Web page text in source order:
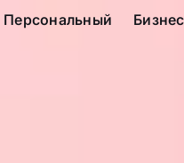
Персональный Бизнес